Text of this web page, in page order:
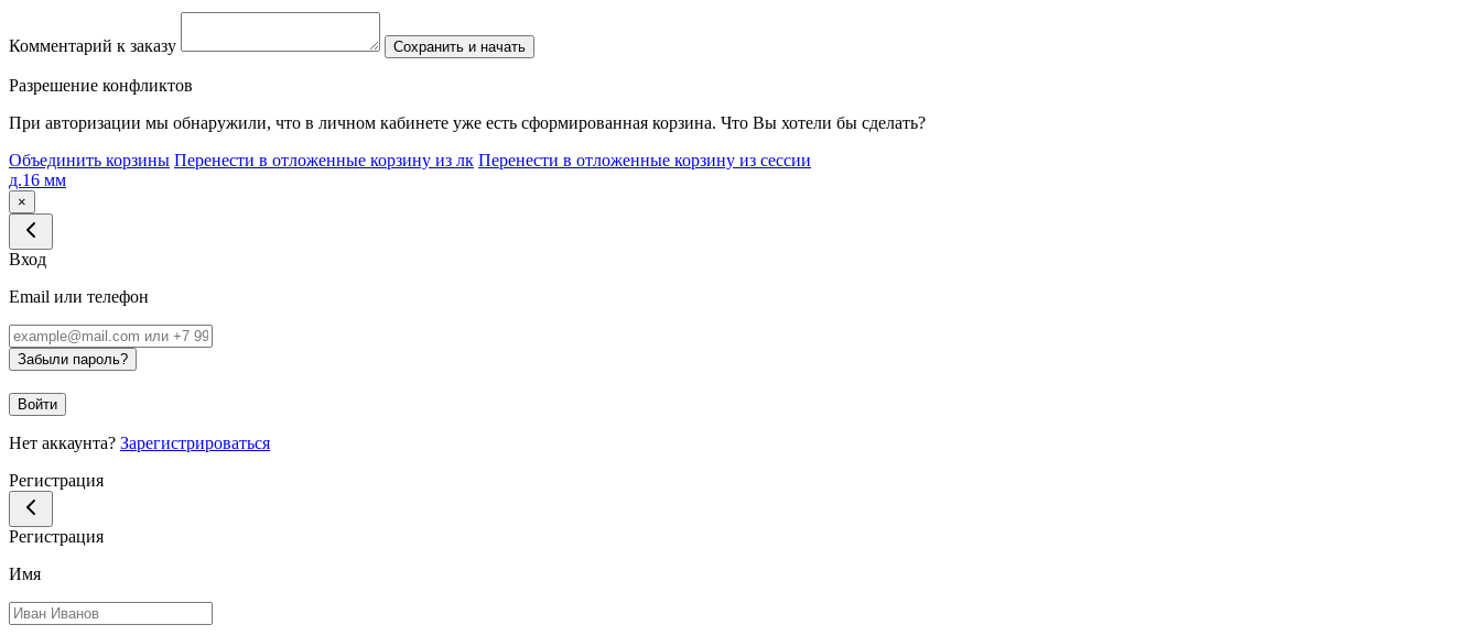
Комментарий к заказу Сохранить и начать
Разрешение конфликтов
При авторизации мы обнаружили, что в личном кабинете уже есть сформированная корзина. Что Вы хотели бы сделать?
Объединить корзины Перенести в отложенные корзину из лк Перенести в отложенные корзину из сессии
д.16 мм
×
Вход
Email или телефон
Забыли пароль?
Войти
Нет аккаунта? Зарегистрироваться
Регистрация
Регистрация
Имя